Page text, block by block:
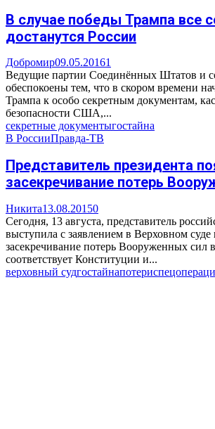
В случае победы Трампа все
достанутся России
Добромир09.05.20161
Ведущие партии Соединённых Штатов и
обеспокоены тем, что в скором времени
Трампа к особо секретным документам,
безопасности США,...
секретные документыгостайна
В РоссииПравда-ТВ
Представитель президента
засекречивание потерь
Никита13.08.20150
Сегодня, 13 августа, представитель
выступила с заявлением в Верховном
засекречивание потерь Вооруженных сил
соответствует Конституции и...
верховный судгостайнапотери